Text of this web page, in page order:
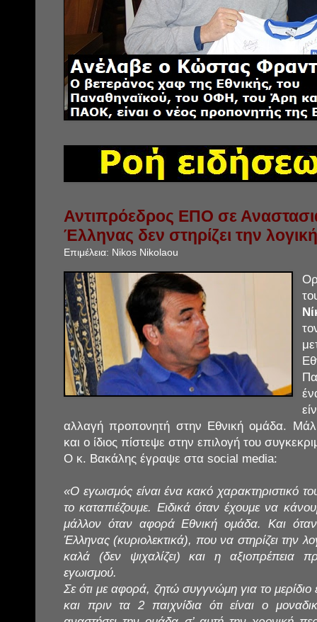
Αντιπρόεδρος ΕΠΟ σε
Έλληνας δεν στηρίζει την
Επιμέλεια: Nikos Nikolaou
αλλαγή προπονητή στην Εθνική ομάδα.
και ο ίδιος πίστεψε στην επιλογή του
Ο κ. Βακάλης έγραψε στα social media:
«Ο εγωισμός είναι ένα κακό χαρακτηριστικό
το καταπιέζουμε. Ειδικά όταν έχουμε να
μάλλον όταν αφορά Εθνική ομάδα. Και
Έλληνας (κυριολεκτικά), που να στηρίζει την
καλά (δεν ψιχαλίζει) και η αξιοπρέπεια
εγωισμού.
Σε ότι με αφορά, ζητώ συγγνώμη για το μερίδιο
και πριν τα 2 παιχνίδια ότι είναι ο